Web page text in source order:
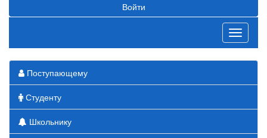
Войти
Toggle
Поступающему
Студенту
Школьнику